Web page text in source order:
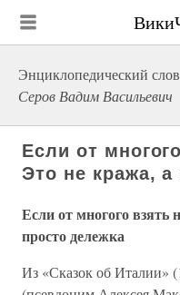
Энциклопедический
Серов Вадим Васильевич
Если от
Это не кража, а
Если от многого
просто дележка
Из «Сказок об Италии»